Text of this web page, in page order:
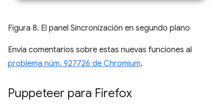
Figura 8. El panel Sincronización en segundo plano
Envía comentarios sobre estas nuevas funciones al
problema núm. 927726 de Chromium.
Puppeteer para Firefox